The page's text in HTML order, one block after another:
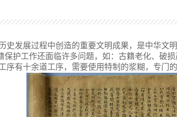
史发展过程中创造的重要文明成果，是中华文
护工作还面临许多问题，如：古籍老化、破损
序有十余道工序，需要使用特制的浆糊，专门